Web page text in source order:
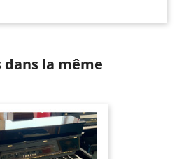
la même